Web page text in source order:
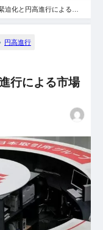
迫化と円高進行による市
円高進行
行による市場